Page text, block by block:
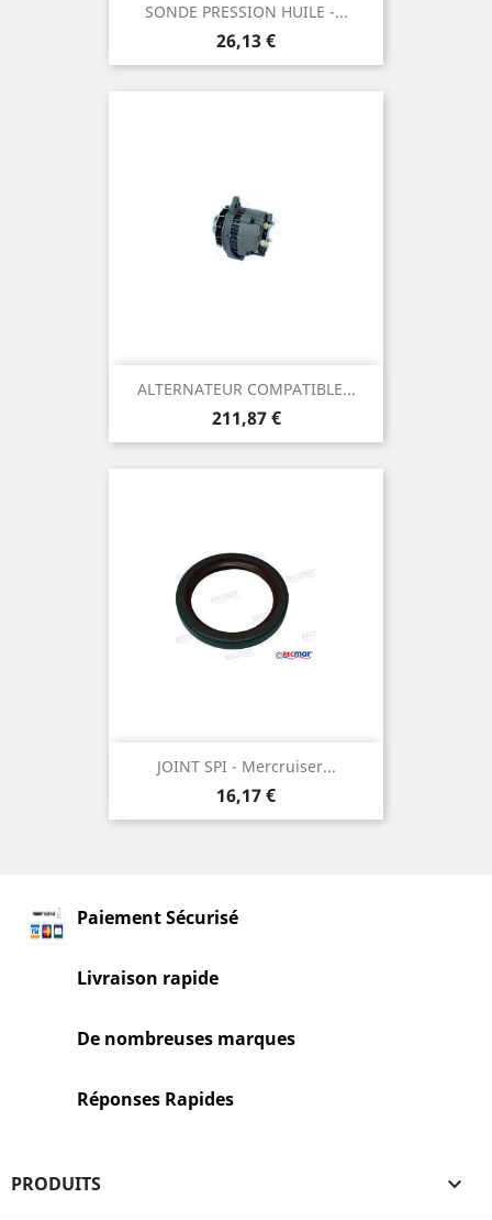
SONDE PRESSION HUILE -...
Prix
26,13 €
ALTERNATEUR COMPATIBLE...
Prix
211,87 €
JOINT SPI - Mercruiser...
Prix
16,17 €
Paiement Sécurisé
Livraison rapide
De nombreuses marques
Réponses Rapides
PRODUITS 